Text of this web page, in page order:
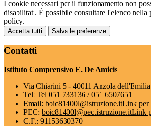
I cookie necessari per il funzionamento non
disabilitati. È possibile consultare l'elenco nella
policy.
Accetta tutti Salva le preferenze
Contatti
Istituto Comprensivo E. De Amicis
Via Chiarini 5 - 40011 Anzola dell'Emilia
Tel: Tel 051 733136 / 051 6507651
Email: boic81400l@istruzione.itLink per
PEC: boic81400l@pec.istruzione.itLink
C.F.: 91153630370